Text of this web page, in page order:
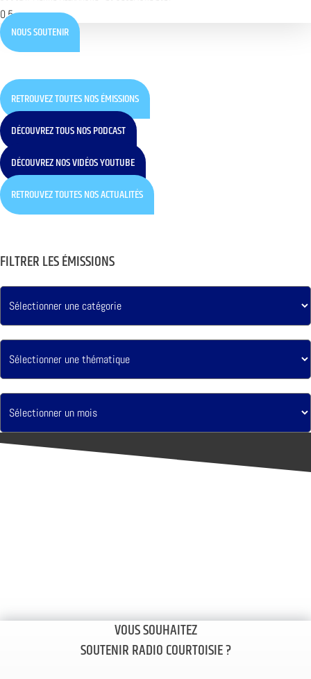
NOUS SOUTENIR
RETROUVEZ TOUTES NOS ÉMISSIONS
DÉCOUVREZ TOUS NOS PODCAST
DÉCOUVREZ NOS VIDÉOS YOUTUBE
RETROUVEZ TOUTES NOS ACTUALITÉS
FILTRER LES ÉMISSIONS
VOUS SOUHAITEZ
SOUTENIR RADIO COURTOISIE ?